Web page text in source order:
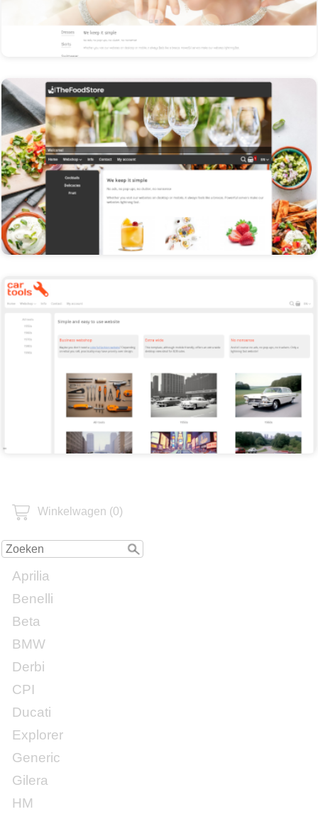
Winkelwagen (0)
Aprilia
Benelli
Beta
BMW
Derbi
CPI
Ducati
Explorer
Generic
Gilera
HM